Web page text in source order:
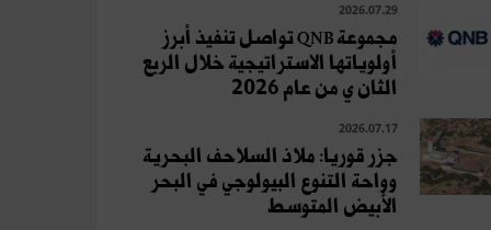
2026.07.29
مجموعة QNB تواصل تنفيذ أبرز
أولوياتها الاستراتيجية خلال الربع
الثان ي من عام 2026
2026.07.17
جزر قوريا: ملاذ السلاحف البحرية
وواحة التنوع البيولوجي في البحر
الأبيض المتوسط